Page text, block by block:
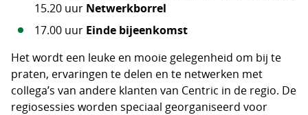
15.20 uur Netwerkborrel
17.00 uur Einde bijeenkomst
Het wordt een leuke en mooie gelegenheid om bij te
praten, ervaringen te delen en te netwerken met
collega’s van andere klanten van Centric in de regio. De
regiosessies worden speciaal georganiseerd voor